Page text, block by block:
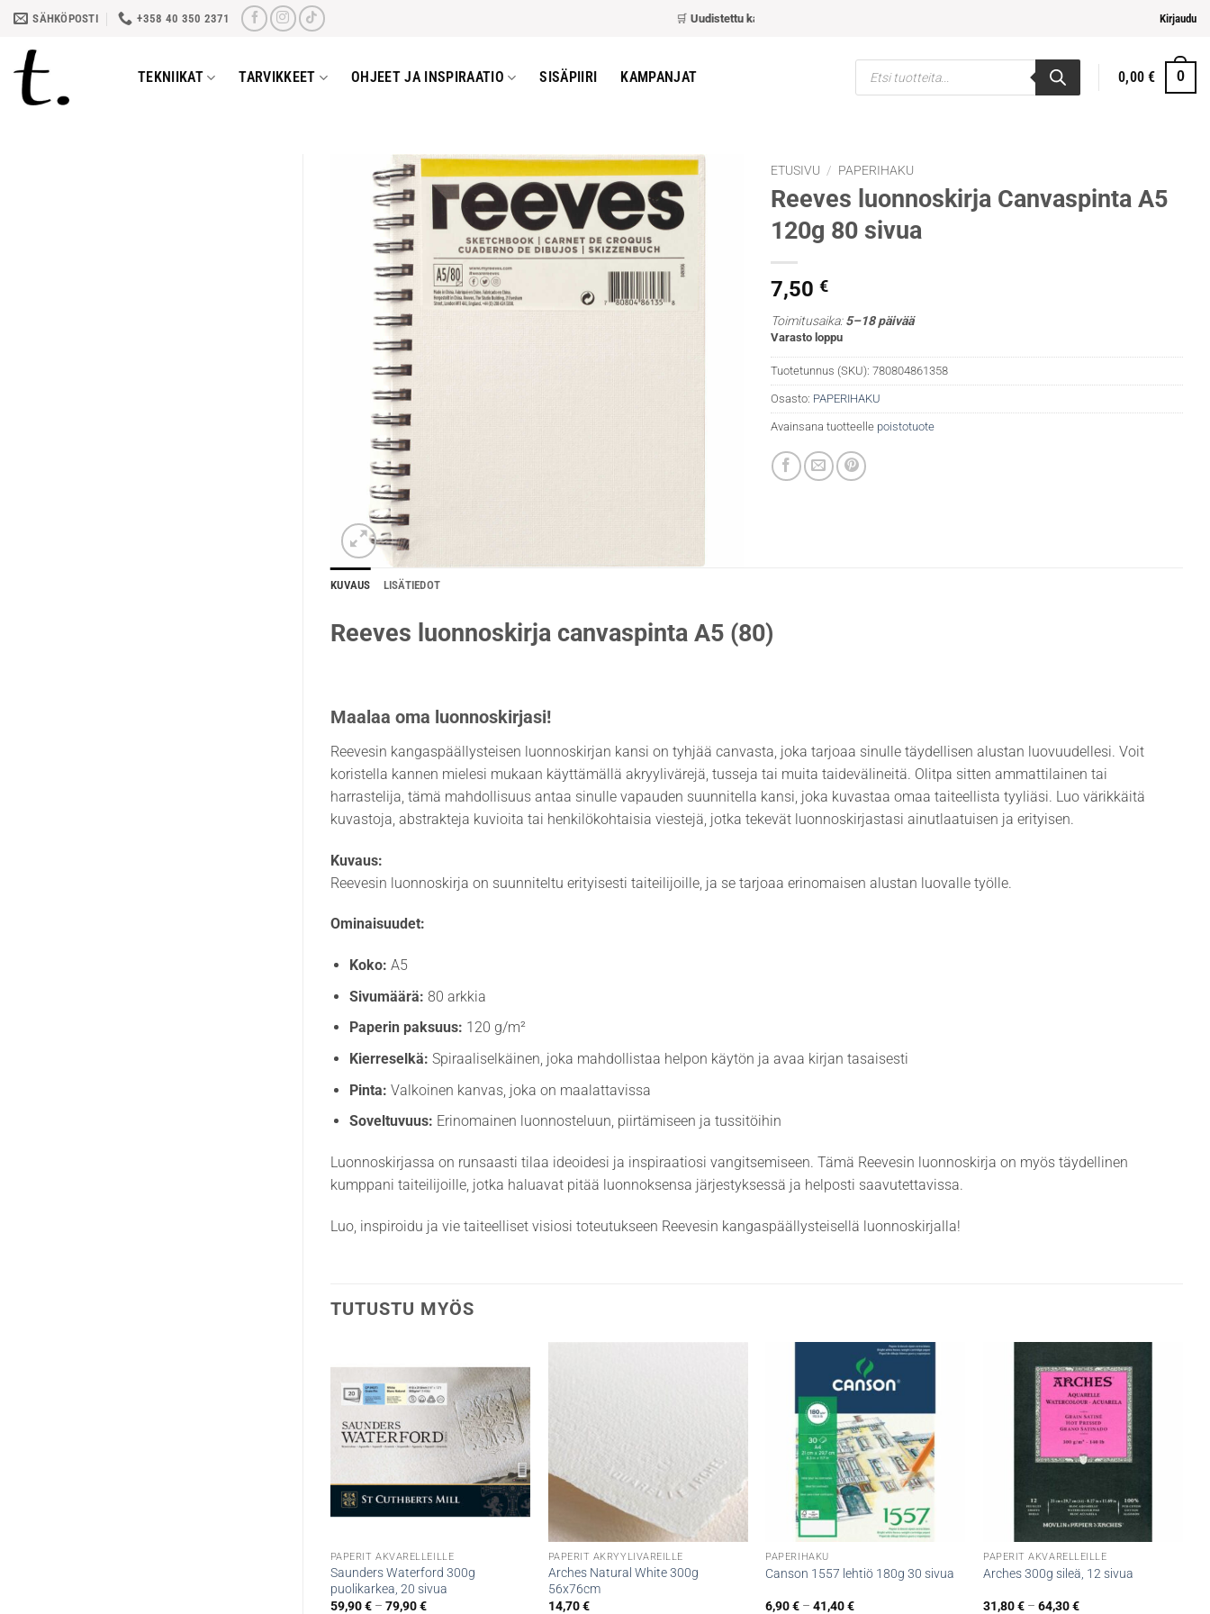
Skip
content
SÄHKÖPOSTI +358 40 350 2371 Uudistettu kassa– nopeampi ja helpompi maksaminen Kirjaudu
TEKNIIKAT TARVIKKEET OHJEET JA INSPIRAATIO SISÄPIIRI KAMPANJAT
Products
search
0,00€ 0
ETUSIVU / PAPERIHAKU
Reeves luonnoskirja Canvaspinta A5
120g 80 sivua
7,50 €
Toimitusaika:5–18 päivää
Varasto loppu
Tuotetunnus (SKU): 780804861358
Osasto: PAPERIHAKU
Avainsana tuotteelle poistotuote
KUVAUS LISÄTIEDOT
Reeves luonnoskirja canvaspinta A5 (80)
Maalaa oma luonnoskirjasi!
Reevesin kangaspäällysteisen luonnoskirjan kansi on tyhjää canvasta, joka tarjoaa sinulle täydellisen alustan luovuudellesi. Voit
koristella kannen mielesi mukaan käyttämällä akryylivärejä, tusseja tai muita taidevälineitä. Olitpa sitten ammattilainen tai
harrastelija, tämä mahdollisuus antaa sinulle vapauden suunnitella kansi, joka kuvastaa omaa taiteellista tyyliäsi. Luo värikkäitä
kuvastoja, abstrakteja kuvioita tai henkilökohtaisia viestejä, jotka tekevät luonnoskirjastasi ainutlaatuisen ja erityisen.
Kuvaus:
Reevesin luonnoskirja on suunniteltu erityisesti taiteilijoille, ja se tarjoaa erinomaisen alustan luovalle työlle.
Ominaisuudet:
Koko: A5
Sivumäärä: 80 arkkia
Paperin paksuus: 120 g/m²
Kierreselkä: Spiraaliselkäinen, joka mahdollistaa helpon käytön ja avaa kirjan tasaisesti
Pinta: Valkoinen kanvas, joka on maalattavissa
Soveltuvuus: Erinomainen luonnosteluun, piirtämiseen ja tussitöihin
Luonnoskirjassa on runsaasti tilaa ideoidesi ja inspiraatiosi vangitsemiseen. Tämä Reevesin luonnoskirja on myös täydellinen
kumppani taiteilijoille, jotka haluavat pitää luonnoksensa järjestyksessä ja helposti saavutettavissa.
Luo, inspiroidu ja vie taiteelliset visiosi toteutukseen Reevesin kangaspäällysteisellä luonnoskirjalla!
TUTUSTU MYÖS
PAPERIT AKVARELLEILLE
Saunders Waterford 300g
puolikarkea, 20 sivua
59,90€ – 79,90€Hintaluokka:
PAPERIT AKRYYLIVÄREILLE
Arches Natural White 300g
56x76cm
14,70€
PAPERIHAKU
Canson 1557 lehtiö 180g 30 sivua
6,90€ – 41,40€Hintaluokka:
PAPERIT AKVARELLEILLE
Arches 300g sileä, 12 sivua
31,80€ – 64,30€Hintaluokka: